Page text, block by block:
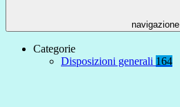
navigazione
Categorie
Disposizioni generali 164